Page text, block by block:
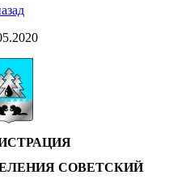
СОВЕТСКИЙ